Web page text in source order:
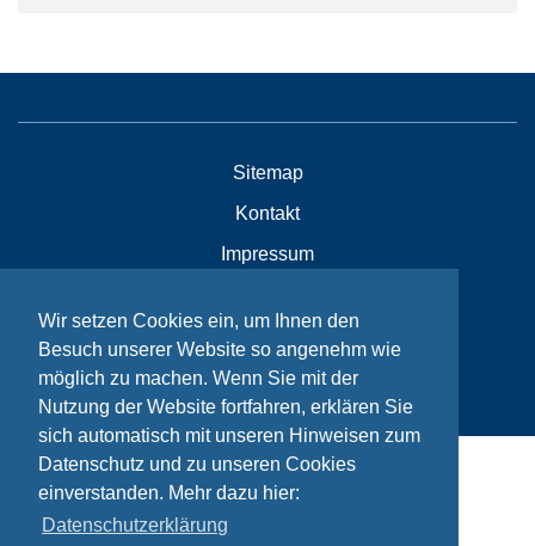
Wir setzen Cookies ein, um Ihnen den
Besuch unserer Website so angenehm wie
möglich zu machen. Wenn Sie mit der
Nutzung der Website fortfahren, erklären Sie
sich automatisch mit unseren Hinweisen zum
Datenschutz und zu unseren Cookies
einverstanden. Mehr dazu hier:
Datenschutzerklärung
Sitemap
Kontakt
Impressum
© Bikeaid 2026